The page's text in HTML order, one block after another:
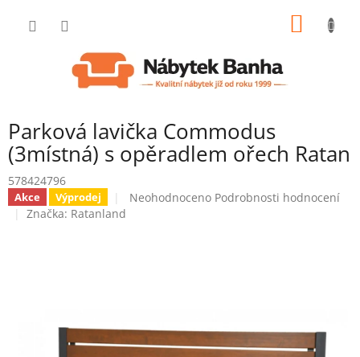
Parková lavička Commodus
(3místná) s opěradlem ořech Ratan
578424796
Akce Výprodej
Průměrné
Neohodnoceno Podrobnosti hodnocení
Značka: Ratanland